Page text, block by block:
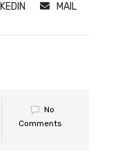
MAIL
No
Comments